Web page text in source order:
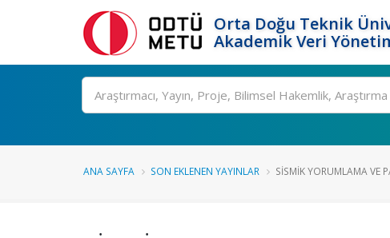
Orta Doğu Teknik
Akademik Veri
Ara
ANA SAYFA SON EKLENEN YAYINLAR SİSMİK YORUMLAMA VE